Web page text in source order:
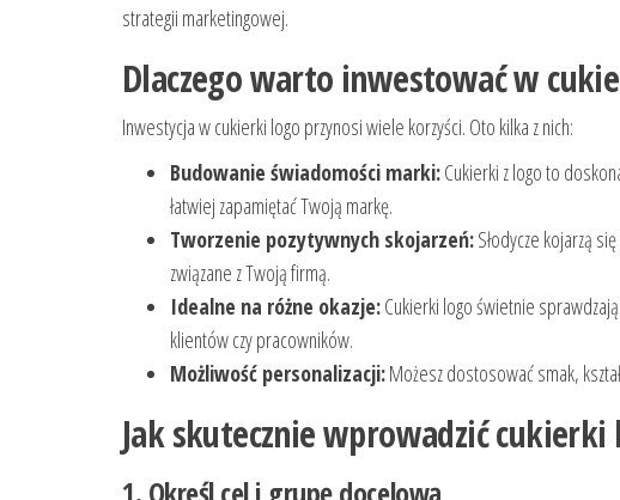
strategii marketingowej.
Dlaczego warto inwestować w
Inwestycja w cukierki logo przynosi wiele korzyści. Oto kilka z nich:
Budowanie świadomości marki:Cukierki z logo to
łatwiej zapamiętać Twoją markę.
Tworzenie pozytywnych skojarzeń:Słodycze kojarzą
związane z Twoją firmą.
Idealne na różne okazje:Cukierki logo świetnie
klientów czy pracowników.
Możliwość personalizacji:Możesz dostosować smak,
Jak skutecznie wprowadzić